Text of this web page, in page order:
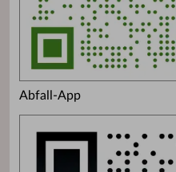
Abfall-App